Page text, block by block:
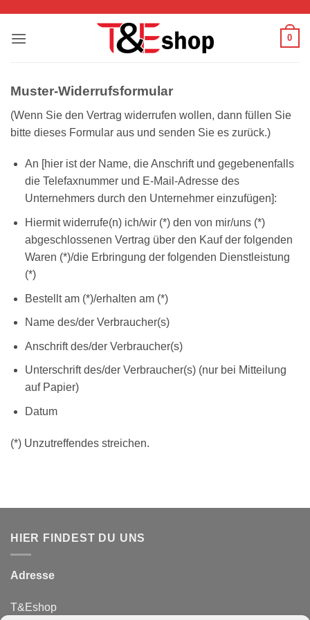
springen
0
Muster-Widerrufsformular
(Wenn Sie den Vertrag widerrufen wollen, dann füllen Sie
bitte dieses Formular aus und senden Sie es zurück.)
An [hier ist der Name, die Anschrift und gegebenenfalls
die Telefaxnummer und E-Mail-Adresse des
Unternehmers durch den Unternehmer einzufügen]:
Hiermit widerrufe(n) ich/wir (*) den von mir/uns (*)
abgeschlossenen Vertrag über den Kauf der folgenden
Waren (*)/die Erbringung der folgenden Dienstleistung
(*)
Bestellt am (*)/erhalten am (*)
Name des/der Verbraucher(s)
Anschrift des/der Verbraucher(s)
Unterschrift des/der Verbraucher(s) (nur bei Mitteilung
auf Papier)
Datum
(*) Unzutreffendes streichen.
HIER FINDEST DU UNS
Adresse
T&Eshop